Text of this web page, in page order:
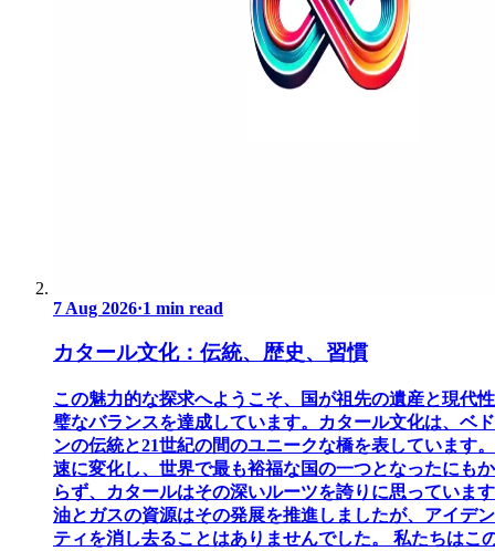
7 Aug 2026·1 min read
カタール文化：伝統、歴史、習慣
この魅力的な探求へようこそ、国が祖先の遺産と現代
璧なバランスを達成しています。カタール文化は、ベ
ンの伝統と21世紀の間のユニークな橋を表しています
速に変化し、世界で最も裕福な国の一つとなったにも
らず、カタールはその深いルーツを誇りに思っていま
油とガスの資源はその発展を推進しましたが、アイデ
ティを消し去ることはありませんでした。 私たちはこ